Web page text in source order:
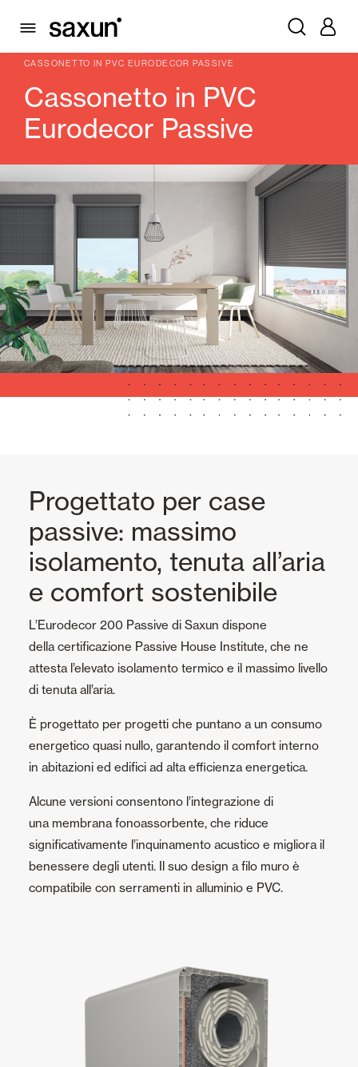
PRODOTTI
CASSONETTI E TAPPARELLE AVVOLGIBILI
CASSONETTO IN PVC EURODECOR PASSIVE
Cassonetto in PVC
Eurodecor Passive
Progettato per case
passive: massimo
isolamento, tenuta all’aria
e comfort sostenibile
L’Eurodecor 200 Passive di Saxun dispone
della certificazione Passive House Institute, che ne
attesta l’elevato isolamento termico e il massimo livello
di tenuta all’aria.
È progettato per progetti che puntano a un consumo
energetico quasi nullo, garantendo il comfort interno
in abitazioni ed edifici ad alta efficienza energetica.
Alcune versioni consentono l’integrazione di
una membrana fonoassorbente, che riduce
significativamente l’inquinamento acustico e migliora il
benessere degli utenti. Il suo design a filo muro è
compatibile con serramenti in alluminio e PVC.